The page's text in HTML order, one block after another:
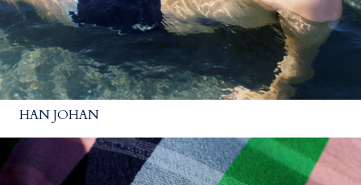
HAN JOHAN